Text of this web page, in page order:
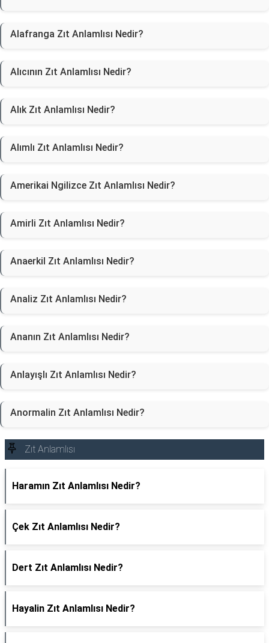
Alafranga Zıt Anlamlısı Nedir?
Alıcının Zıt Anlamlısı Nedir?
Alık Zıt Anlamlısı Nedir?
Alımlı Zıt Anlamlısı Nedir?
Amerikai Ngilizce Zıt Anlamlısı Nedir?
Amirli Zıt Anlamlısı Nedir?
Anaerkil Zıt Anlamlısı Nedir?
Analiz Zıt Anlamlısı Nedir?
Ananın Zıt Anlamlısı Nedir?
Anlayışlı Zıt Anlamlısı Nedir?
Anormalin Zıt Anlamlısı Nedir?
Zıt Anlamlısı
Haramın Zıt Anlamlısı Nedir?
Çek Zıt Anlamlısı Nedir?
Dert Zıt Anlamlısı Nedir?
Hayalin Zıt Anlamlısı Nedir?